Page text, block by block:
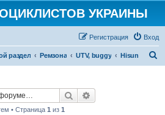
УКРАИНЫ
Вход
Регистрация
раздел Ремзона UTV, buggy Hisun
Поиск
• Страница 1 из 1